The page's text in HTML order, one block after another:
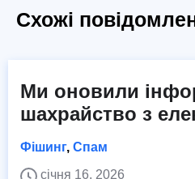
Схожі
Ми оновили
шахрайство з
Фішинг, Спам
січня 16, 2026